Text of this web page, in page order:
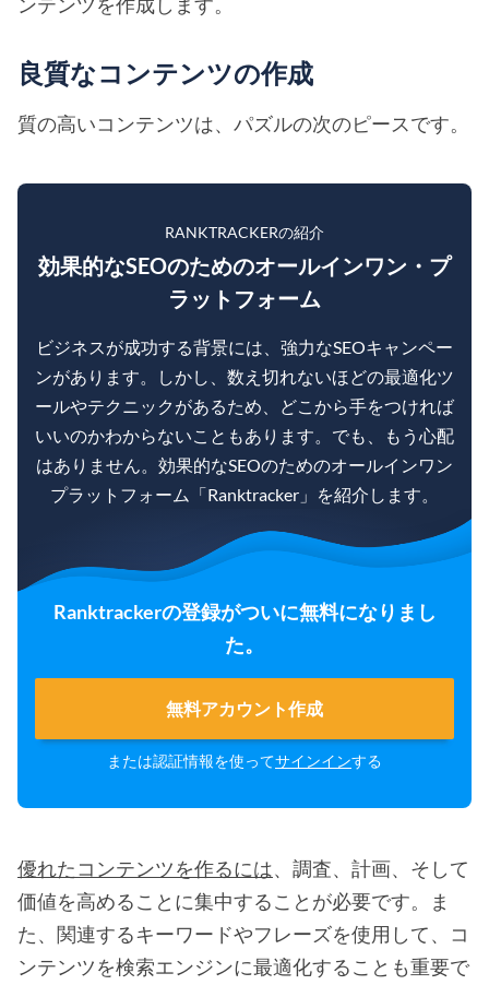
良質なコンテンツの作成
質の高いコンテンツは、パズルの次のピースです。
RANKTRACKERの紹介
効果的なSEOのためのオールインワン・プ
ラットフォーム
ビジネスが成功する背景には、強力なSEOキャンペー
ンがあります。しかし、数え切れないほどの最適化ツ
ールやテクニックがあるため、どこから手をつければ
いいのかわからないこともあります。でも、もう心配
はありません。効果的なSEOのためのオールインワン
プラットフォーム「Ranktracker」を紹介します。
Ranktrackerの登録がついに無料になりまし
た。
無料アカウント作成
または認証情報を使ってサインインする
優れたコンテンツを作るには、調査、計画、そして
価値を高めることに集中することが必要です。ま
た、関連するキーワードやフレーズを使用して、コ
ンテンツを検索エンジンに最適化することも重要で